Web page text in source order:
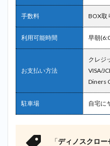
手数料 BOX取
利用可能時間 早朝
お支払い方法
クレジ
VISA/
Diners
駐車場 自宅に
「ディノスクロー